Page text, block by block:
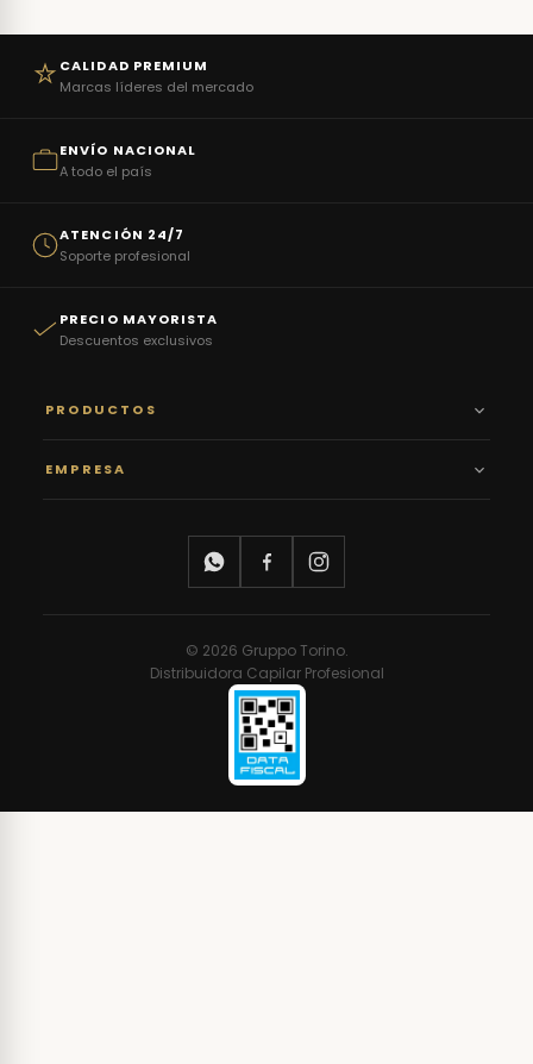
CALIDAD PREMIUM
Marcas líderes del mercado
ENVÍO NACIONAL
A todo el país
ATENCIÓN 24/7
Soporte profesional
PRECIO MAYORISTA
Descuentos exclusivos
PRODUCTOS
EMPRESA
© 2026 Gruppo Torino.
Distribuidora Capilar Profesional